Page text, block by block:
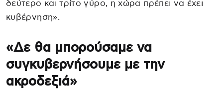
δεύτερο και τρίτο γύρο, η χώρα πρέπει να έχει
κυβέρνηση».
«Δε θα μπορούσαμε να
συγκυβερνήσουμε με την
ακροδεξιά»